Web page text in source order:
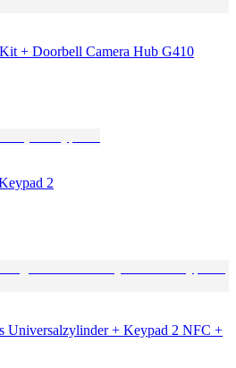
+ Doorbell Camera Hub G410
2
Universalzylinder + Keypad 2 NFC +